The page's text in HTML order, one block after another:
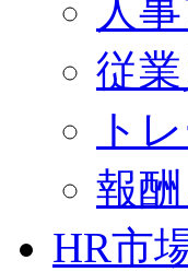
人
従
ト
報
HR市